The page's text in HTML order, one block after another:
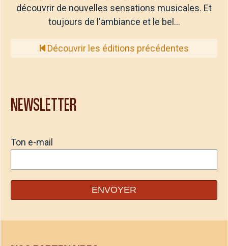
découvrir de nouvelles sensations musicales. Et
toujours de l'ambiance et le bel…
Découvrir les éditions précédentes
NEWSLETTER
Ton e-mail